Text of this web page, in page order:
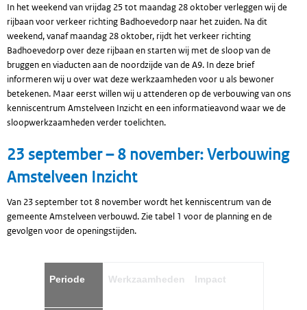
In het weekend van vrijdag 25 tot maandag 28 oktober verleggen wij de
rijbaan voor verkeer richting Badhoevedorp naar het zuiden. Na dit
weekend, vanaf maandag 28 oktober, rijdt het verkeer richting
Badhoevedorp over deze rijbaan en starten wij met de sloop van de
bruggen en viaducten aan de noordzijde van de A9. In deze brief
informeren wij u over wat deze werkzaamheden voor u als bewoner
betekenen. Maar eerst willen wij u attenderen op de verbouwing van ons
kenniscentrum Amstelveen Inzicht en een informatieavond waar we de
sloopwerkzaamheden verder toelichten.
23 september – 8 november: Verbouwing
Amstelveen Inzicht
Van 23 september tot 8 november wordt het kenniscentrum van de
gemeente Amstelveen verbouwd. Zie tabel 1 voor de planning en de
gevolgen voor de openingstijden.
Periode Werkzaamheden Impact